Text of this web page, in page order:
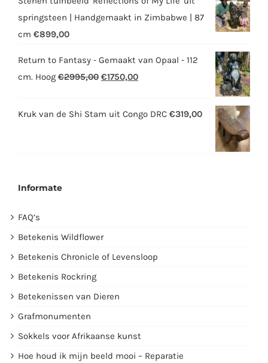
springsteen | Handgemaakt in Zimbabwe | 87
cm €899,00
Return to Fantasy - Gemaakt van Opaal - 112
cm. Hoog €2995,00 Oorspronkelijke
was:
€1750,00Huidige
is:
Kruk van de Shi Stam uit Congo DRC €319,00
Informate
FAQ’s
Betekenis Wildflower
Betekenis Chronicle of Levensloop
Betekenis Rockring
Betekenissen van Dieren
Grafmonumenten
Sokkels voor Afrikaanse kunst
Hoe houd ik mijn beeld mooi – Reparatie